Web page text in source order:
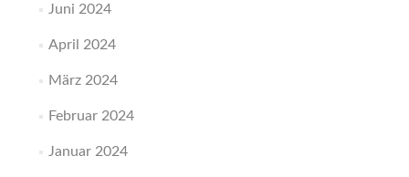
Juni 2024
April 2024
März 2024
Februar 2024
Januar 2024